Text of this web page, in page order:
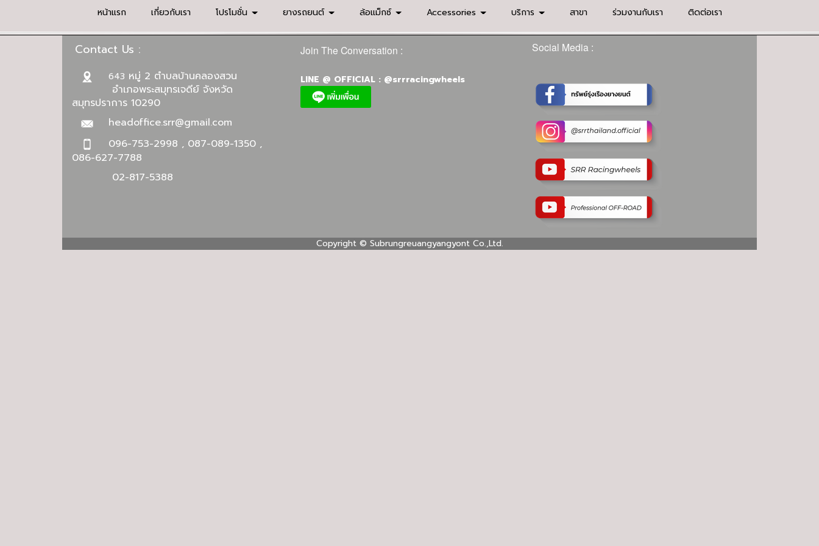
หน้าแรก เกี่ยวกับเรา โปรโมชั่น ยางรถยนต์ ล้อแม็กซ์ Accessories บริการ สาขา ร่วมงานกับเรา ติดต่อเรา
Contact Us :
643 หมู่ 2 ตำบลบ้านคลองสวน
อำเภอพระสมุทรเจดีย์ จังหวัด
สมุทรปราการ 10290
headoffice.srr@gmail.com
096-753-2998 , 087-089-1350 ,
086-627-7788
02-817-5388
Join The Conversation :
LINE @ OFFICIAL : @srrracingwheels
Social Media :
Copyright © Subrungreuangyangyont Co.,Ltd.